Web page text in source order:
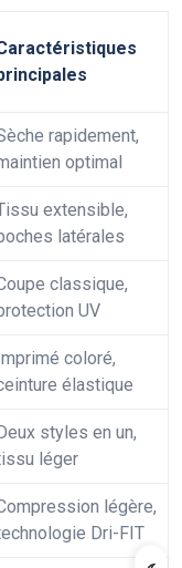
rapidement,
optimal
extensible,
latérales
classique,
UV
coloré,
élastique
styles en un,
léger
légère,
Dri-FIT